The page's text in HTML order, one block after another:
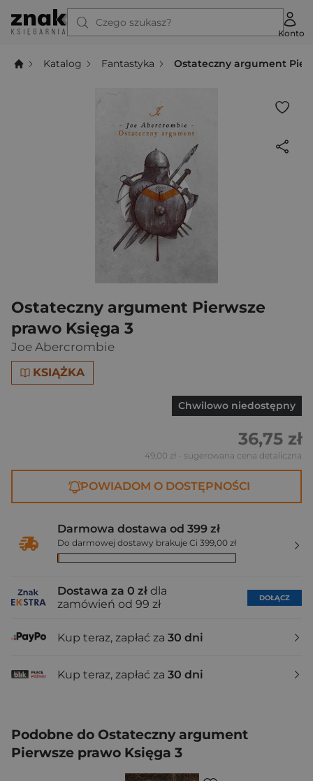
Czego szukasz?
Konto
Katalog Fantastyka Ostateczny argument
Ostateczny argument Pierwsze
prawo Księga 3
Joe Abercrombie
KSIĄŻKA
Chwilowo niedostępny
36,75 zł
49,00 zł - sugerowana cena detaliczna
POWIADOM O DOSTĘPNOŚCI
Darmowa dostawa od 399 zł
Do darmowej dostawy brakuje Ci 399,00 zł
Dostawa za 0 zł dla
zamówień od 99 zł
DOŁĄCZ
Kup teraz, zapłać za 30 dni
Kup teraz, zapłać za 30 dni
Podobne do Ostateczny argument
Pierwsze prawo Księga 3